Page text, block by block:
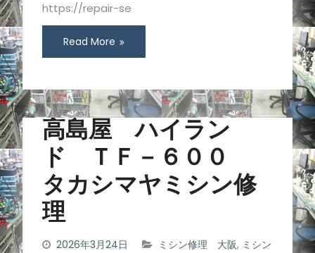
https://repair-se
Read More
高島屋 ハイラン
ド ＴＦ－６００
タカシマヤミシン修
理
2026年3月24日 ミシン修理 大阪, ミシン